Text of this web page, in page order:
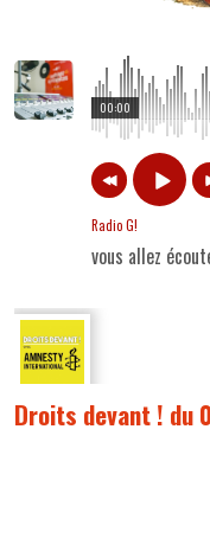
00:00
Radio G!
vous allez
Droits devant ! du